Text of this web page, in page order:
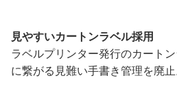
見やすいカートンラベル採用
ラベルプリンター発行のカート
に繋がる見難い手書き管理を廃止